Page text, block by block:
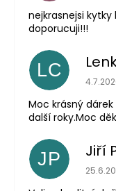
nejkrasnejsi
doporucuji!!!
LC
Moc krásný
další roky.Moc
JP Jiří